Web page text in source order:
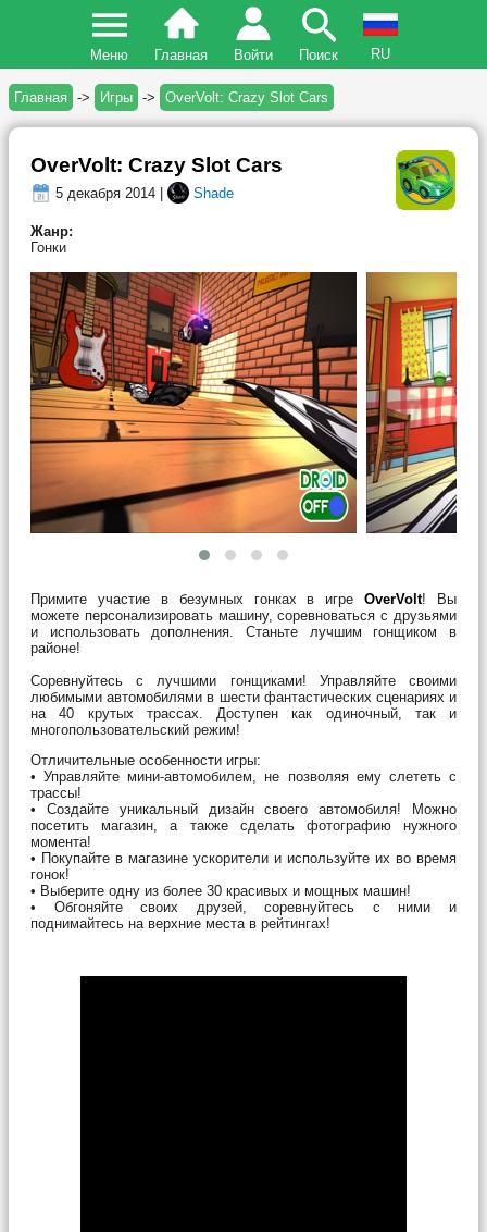
Меню Главная Войти Поиск RU
Главная -> Игры -> OverVolt: Crazy Slot Cars
OverVolt: Crazy Slot Cars
5 декабря 2014 | Shade
Жанр:
Гонки
Примите участие в безумных гонках в игреOverVolt! Вы
можете персонализировать машину, соревноваться с друзьями
и использовать дополнения. Станьте лучшим гонщиком в
районе!
Соревнуйтесь с лучшими гонщиками! Управляйте своими
любимыми автомобилями в шести фантастических сценариях и
на 40 крутых трассах. Доступен как одиночный, так и
многопользовательский режим!
Отличительные особенности игры:
• Управляйте мини-автомобилем, не позволяя ему слететь с
трассы!
• Создайте уникальный дизайн своего автомобиля! Можно
посетить магазин, а также сделать фотографию нужного
момента!
• Покупайте в магазине ускорители и используйте их во время
гонок!
• Выберите одну из более 30 красивых и мощных машин!
• Обгоняйте своих друзей, соревнуйтесь с ними и
поднимайтесь на верхние места в рейтингах!